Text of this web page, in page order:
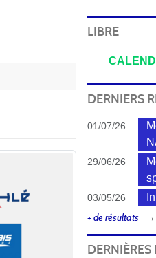
LIBRE
DERNIERS
01/07/26
29/06/26
03/05/26
+ de résultats